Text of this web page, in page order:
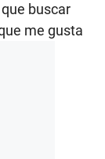
buscar
me gusta